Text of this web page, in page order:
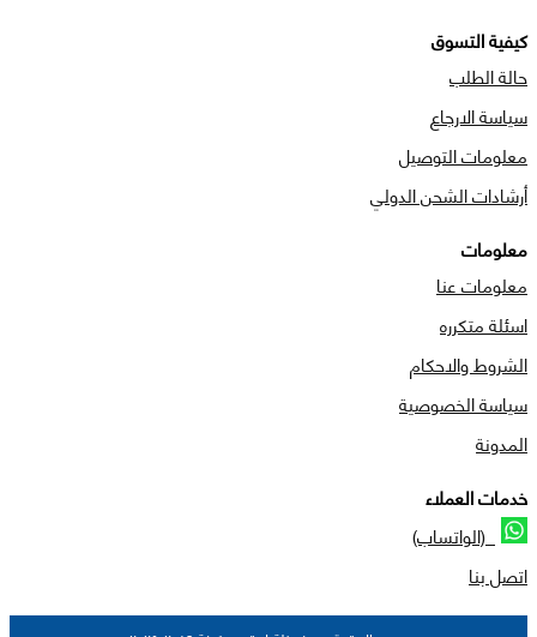
كيفية التسوق
حالة الطلب
سياسة الارجاع
معلومات التوصيل
أرشادات الشحن الدولي
معلومات
معلومات عنا
اسئلة متكرره
الشروط والاحكام
سياسة الخصوصية
المدونة
خدمات العملاء
(الواتساب)
اتصل بنا